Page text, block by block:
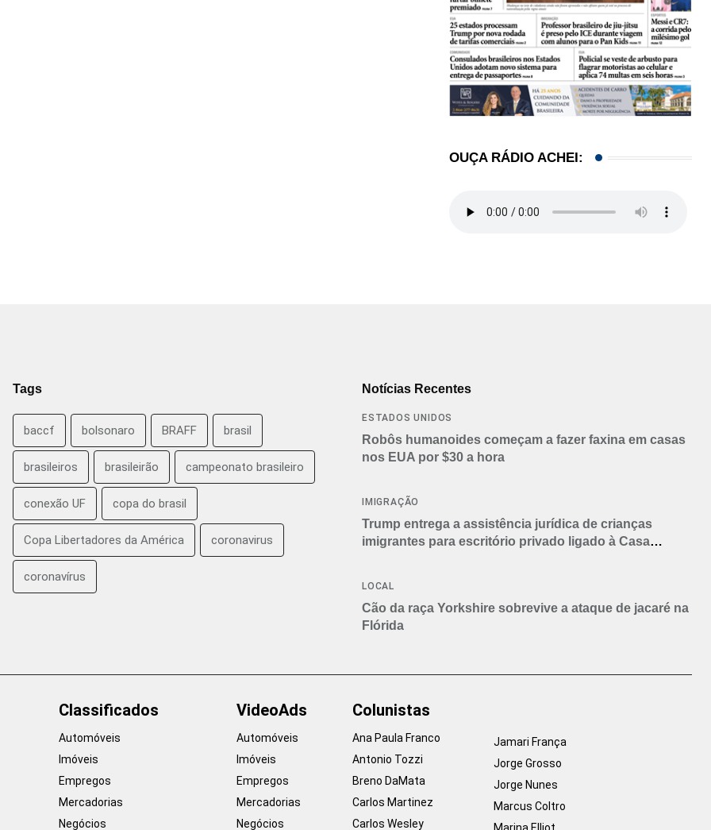
OUÇA RÁDIO ACHEI:
Tags
baccf bolsonaro BRAFF brasil
brasileiros brasileirão campeonato brasileiro
conexão UF copa do brasil
Copa Libertadores da América coronavirus
coronavírus
Notícias Recentes
ESTADOS UNIDOS
Robôs humanoides começam a fazer faxina em casas
nos EUA por $30 a hora
IMIGRAÇÃO
Trump entrega a assistência jurídica de crianças
imigrantes para escritório privado ligado à Casa
LOCAL
Cão da raça Yorkshire sobrevive a ataque de jacaré na
Flórida
Classificados
Automóveis
Imóveis
Empregos
Mercadorias
Negócios
VideoAds
Automóveis
Imóveis
Empregos
Mercadorias
Negócios
Colunistas
Ana Paula Franco
Antonio Tozzi
Breno DaMata
Carlos Martinez
Carlos Wesley
Jamari França
Jorge Grosso
Jorge Nunes
Marcus Coltro